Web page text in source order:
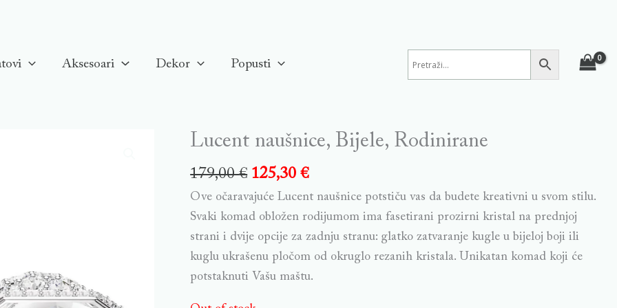
Aksesoari Dekor Popusti
Lucent naušnice, Bijele, Rodinirane
179,00€ 125,30€
Ove očaravajuće Lucent naušnice potstiču vas da budete kreativni u svom stilu.
Svaki komad obložen rodijumom ima fasetirani prozirni kristal na prednjoj
strani i dvije opcije za zadnju stranu: glatko zatvaranje kugle u bijeloj boji ili
kuglu ukrašenu pločom od okruglo rezanih kristala. Unikatan komad koji će
potstaknuti Vašu maštu.